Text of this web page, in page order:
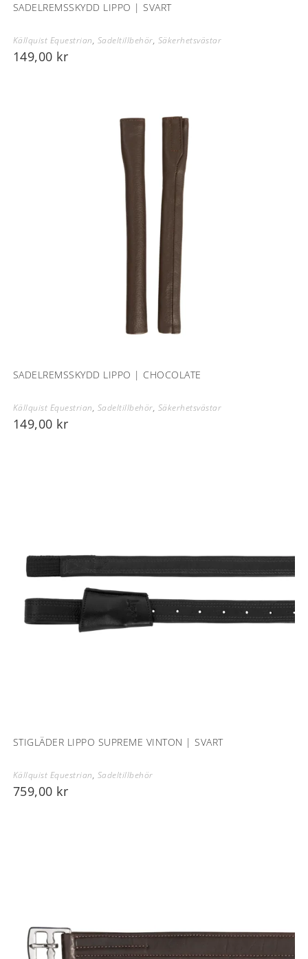
SADELREMSSKYDD LIPPO | SVART
Källquist Equestrian, Sadeltillbehör, Säkerhetsvästar
149,00 kr
SADELREMSSKYDD LIPPO | CHOCOLATE
Källquist Equestrian, Sadeltillbehör, Säkerhetsvästar
149,00 kr
STIGLÄDER LIPPO SUPREME VINTON | SVART
Källquist Equestrian, Sadeltillbehör
759,00 kr